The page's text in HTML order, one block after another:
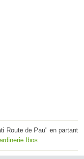
Route de Pau" en partant
Ibos.